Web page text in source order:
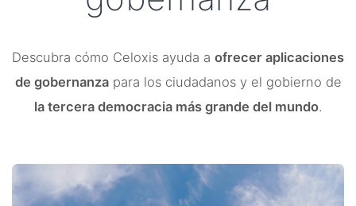
Descubra cómo Celoxis ayuda a ofrecer aplicaciones
de gobernanzapara los ciudadanos y el gobierno de
la tercera democracia más grande del mundo.